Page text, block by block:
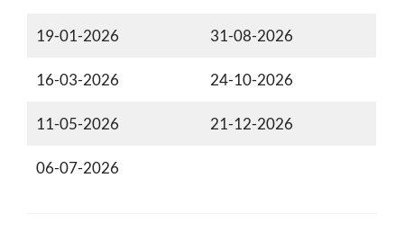
19-01-2026 31-08-2026
16-03-2026 24-10-2026
11-05-2026 21-12-2026
06-07-2026